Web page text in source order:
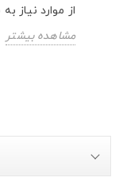
از موارد نیاز
مشاهده بیشتر